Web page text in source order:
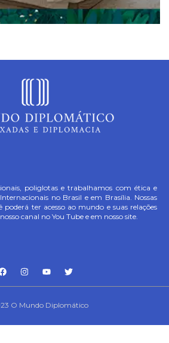
poliglotas e trabalhamos com ética e
no Brasil e em Brasília. Nossas
poderá ter acesso ao mundo e suas relações
canal no You Tube e em nosso site.
O Mundo Diplomático